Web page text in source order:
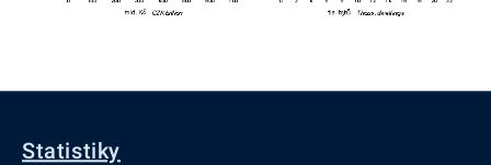
Statistiky